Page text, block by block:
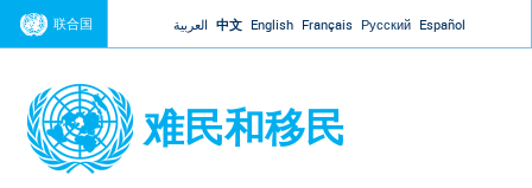
Jump to navigation
联合国 العربية 中文 English Français Русский Español
难民和移民